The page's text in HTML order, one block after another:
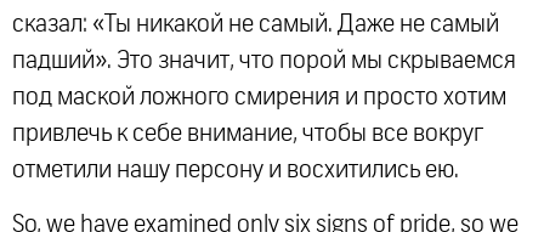
сказал: «Ты никакой не самый. Даже не самый
падший». Это значит, что порой мы скрываемся
под маской ложного смирения и просто хотим
привлечь к себе внимание, чтобы все вокруг
отметили нашу персону и восхитились ею.
So, we have examined only six signs of pride, so we